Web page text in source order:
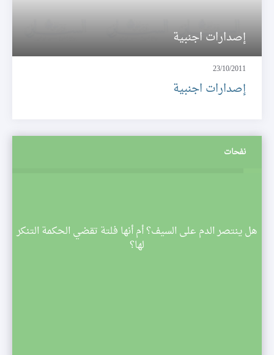
إصدارات اجنبية
23/10/2011
إصدارات اجنبية
نفحات
هل ينتصر الدم على السيف؟ أم أنها فلتة تقضي الحكمة التنكر
لها؟